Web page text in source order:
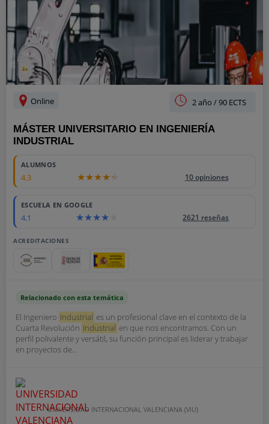
Online 2 año / 90 ECTS
MÁSTER UNIVERSITARIO EN INGENIERÍA
INDUSTRIAL
ALUMNOS
4.3 10 opiniones
ESCUELA EN GOOGLE
4.1 2621 reseñas
ACREDITACIONES
Relacionado con esta temática
El Ingeniero Industrial es un profesional clave en el contexto de la
Cuarta Revolución Industrial en que nos encontramos. Con un
perfil polivalente y versátil, su función principal es liderar y trabajar
en proyectos de...
UNIVERSIDAD INTERNACIONAL VALENCIANA (VIU)